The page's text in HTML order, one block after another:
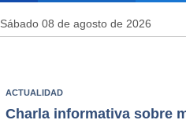
Sábado 08 de agosto de 2026
ACTUALIDAD
Charla informativa sobre